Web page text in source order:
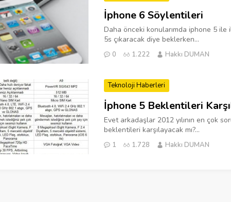
İphone 6 Söylentileri
Daha önceki konularımda iphone 5 ile
5s çıkaracak diye beklerken...
0 1.222 Hakkı DUMAN
Teknoloji Haberleri
İphone 5 Beklentileri
Evet arkadaşlar 2012 yılının en çok
beklentileri karşılayacak mı?...
1 1.728 Hakkı DUMAN